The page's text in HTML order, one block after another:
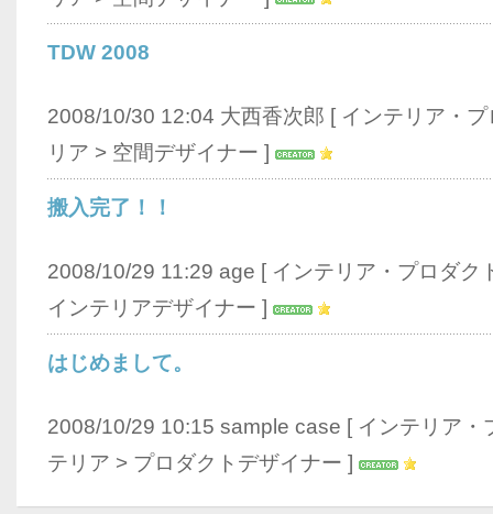
TDW 2008
2008/10/30 12:04 大西香次郎 [ インテリア・
リア > 空間デザイナー ]
搬入完了！！
2008/10/29 11:29 age [ インテリア・プロダク
インテリアデザイナー ]
はじめまして。
2008/10/29 10:15 sample case [ インテリア・
テリア > プロダクトデザイナー ]